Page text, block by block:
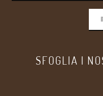
SFOGLIA I